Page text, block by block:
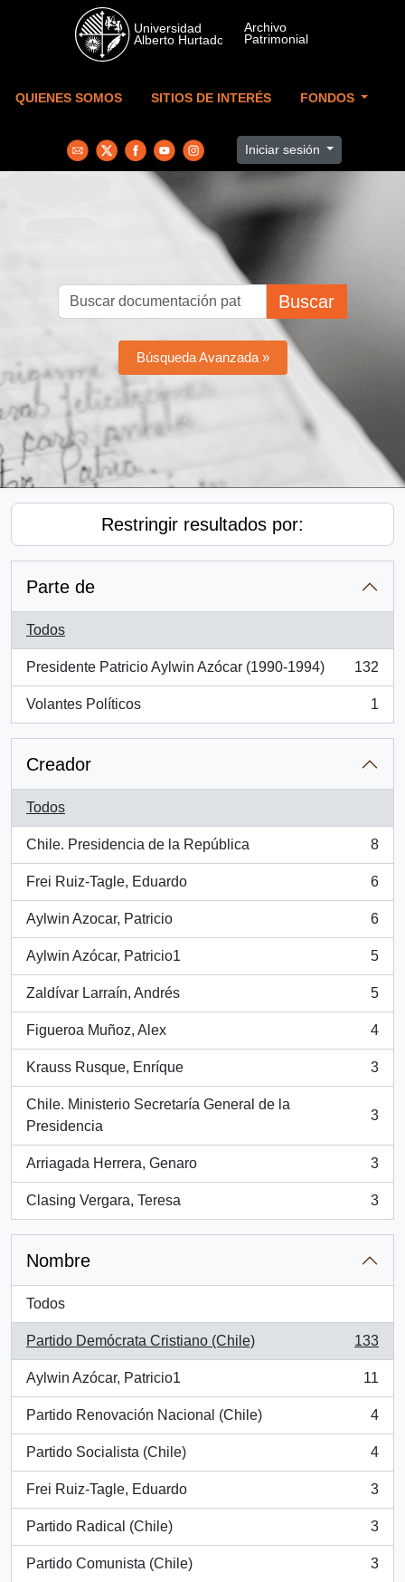
Skip to main content
QUIENES SOMOS SITIOS DE INTERÉS FONDOS
Iniciar sesión
Buscar
Búsqueda Avanzada »
Restringir resultados por:
Parte de
Todos
Presidente Patricio Aylwin Azócar (1990-1994)
, 132 resultados
132
Volantes Políticos
, 1 resultados
1
Creador
Todos
Chile. Presidencia de la República
, 8 resultados
8
Frei Ruiz-Tagle, Eduardo
, 6 resultados
6
Aylwin Azocar, Patricio
, 6 resultados
6
Aylwin Azócar, Patricio1
, 5 resultados
5
Zaldívar Larraín, Andrés
, 5 resultados
5
Figueroa Muñoz, Alex
, 4 resultados
4
Krauss Rusque, Enríque
, 3 resultados
3
Chile. Ministerio Secretaría General de la
Presidencia
, 3 resultados
3
Arriagada Herrera, Genaro
, 3 resultados
3
Clasing Vergara, Teresa
, 3 resultados
3
Nombre
Todos
Partido Demócrata Cristiano (Chile)
, 133 resultados
133
Aylwin Azócar, Patricio1
, 11 resultados
11
Partido Renovación Nacional (Chile)
, 4 resultados
4
Partido Socialista (Chile)
, 4 resultados
4
Frei Ruiz-Tagle, Eduardo
, 3 resultados
3
Partido Radical (Chile)
, 3 resultados
3
Partido Comunista (Chile)
, 3 resultados
3